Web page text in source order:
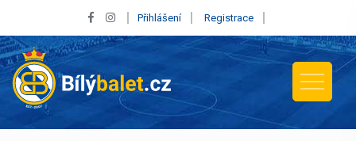
Přihlášení Registrace